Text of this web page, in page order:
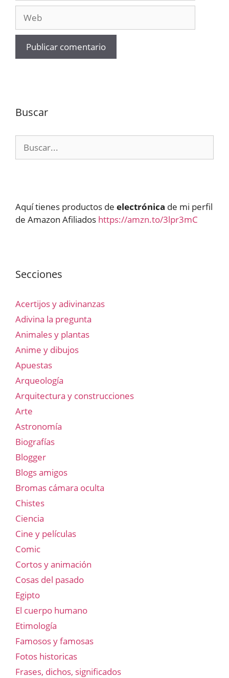
Buscar
Aquí tienes productos de electrónica de mi perfil
de Amazon Afiliados https://amzn.to/3lpr3mC
Secciones
Acertijos y adivinanzas
Adivina la pregunta
Animales y plantas
Anime y dibujos
Apuestas
Arqueología
Arquitectura y construcciones
Arte
Astronomía
Biografías
Blogger
Blogs amigos
Bromas cámara oculta
Chistes
Ciencia
Cine y películas
Comic
Cortos y animación
Cosas del pasado
Egipto
El cuerpo humano
Etimología
Famosos y famosas
Fotos historicas
Frases, dichos, significados